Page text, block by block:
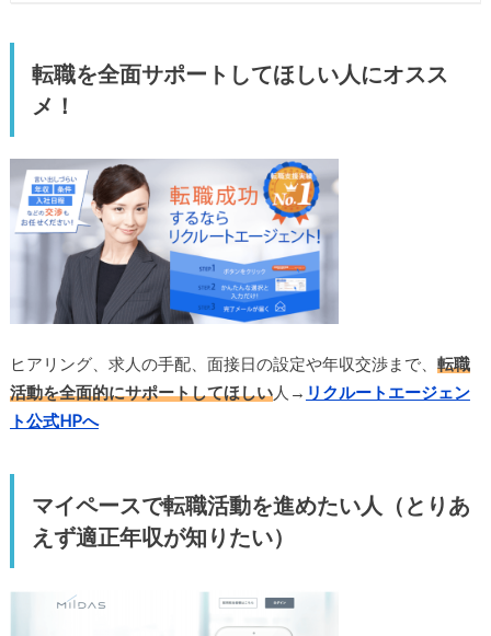
転職を全面サポートしてほしい人にオスス
メ！
ヒアリング、求人の手配、面接日の設定や年収交渉まで、 転職
活動を全面的にサポートしてほしい人→ リクルートエージェン
ト公式HPへ
マイペースで転職活動を進めたい人（とりあ
えず適正年収が知りたい）